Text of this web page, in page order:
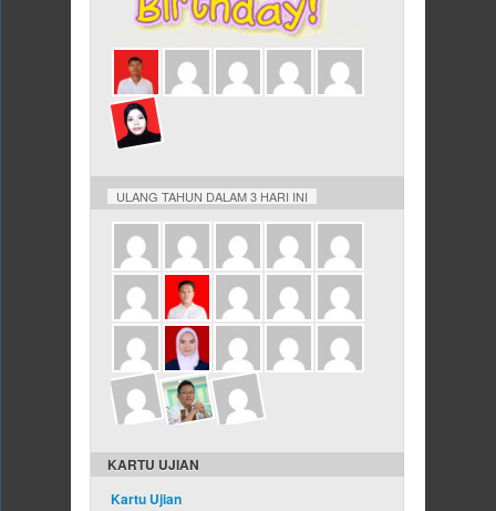
ULANG TAHUN DALAM 3 HARI INI
KARTU UJIAN
Kartu Ujian